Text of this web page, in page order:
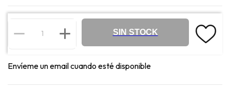
SIN STOCK
Envíeme un email cuando esté disponible